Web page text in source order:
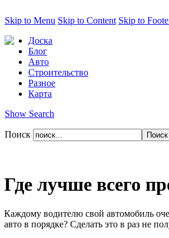
Skip to Menu Skip to Content Skip to
Доска
Блог
Авто
Строительство
Разное
Карта
Show Search
Поиск
Где лучше всего
Каждому водителю свой автомобиль
авто в порядке? Сделать это в раз не